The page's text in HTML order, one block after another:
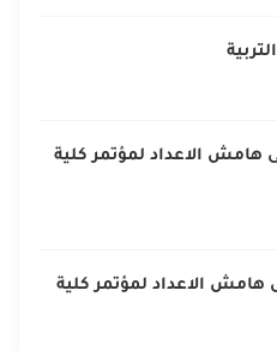
هامش الاعداد لمؤتمر كلية
هامش الاعداد لمؤتمر كلية